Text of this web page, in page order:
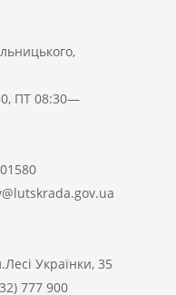
ПТ 08:30—
Українки, 35
777 900